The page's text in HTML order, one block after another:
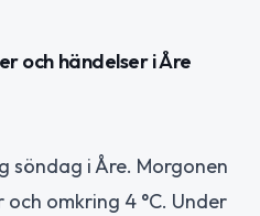
och händelser i Åre
söndag i Åre. Morgonen
omkring 4 °C. Under